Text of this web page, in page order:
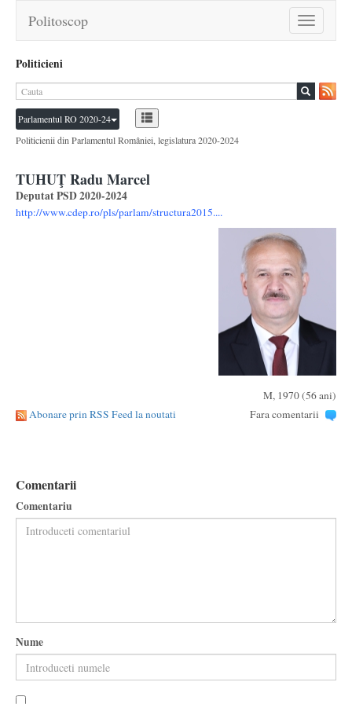
Toggle
navigation
Politoscop
Politicieni
Parlamentul RO 2020-24
Politicienii din Parlamentul României, legislatura 2020-2024
TUHUŢ Radu Marcel
Deputat PSD 2020-2024
http://www.cdep.ro/pls/parlam/structura2015....
M, 1970 (56 ani)
Abonare prin RSS Feed la noutati
Fara comentarii
Comentarii
Comentariu
Nume